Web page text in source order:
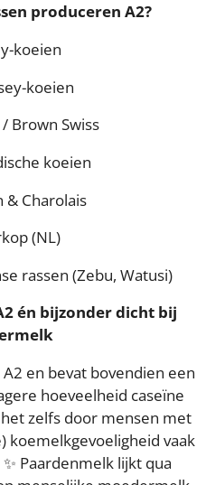
produceren A2?
koeien
koeien
Brown Swiss
koeien
Charolais
(NL)
rassen (Zebu, Watusi)
én bijzonder dicht bij
en bevat bovendien een
hoeveelheid caseïne
zelfs door mensen met
koemelkgevoeligheid vaak
Paardenmelk lijkt qua